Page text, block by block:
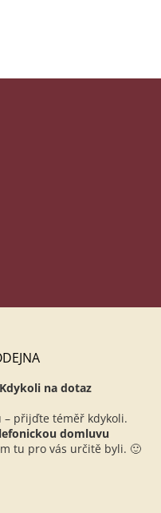
na dotaz
– přijďte téměř kdykoli.
domluvu
tu pro vás určitě byli. 🙂